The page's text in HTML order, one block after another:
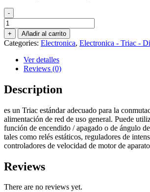
-
Triac
Bta16-
600b
Bta16-
Bta16
600v
X2
Unidades
quantity
+ Añadir al carrito
Categories: Electronica, Electronica - Triac -
Ver detalles
Reviews (0)
Description
es un Triac estándar adecuado para la
alimentación de red de uso general. Puede
función de encendido / apagado o de ángulo
tales como relés estáticos, reguladores de
controladores de velocidad de motor de
Reviews
There are no reviews yet.